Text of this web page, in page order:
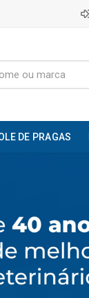
DE PRAGAS